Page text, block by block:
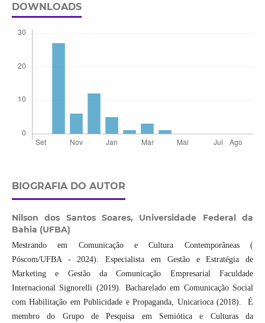
DOWNLOADS
BIOGRAFIA DO AUTOR
Nilson dos Santos Soares, Universidade Federal da
Bahia (UFBA)
Mestrando em Comunicação e Cultura Contemporâneas (
Póscom/UFBA - 2024). Especialista em Gestão e Estratégia de
Marketing e Gestão da Comunicação Empresarial Faculdade
Internacional Signorelli (2019). Bacharelado em Comunicação Social
com Habilitação em Publicidade e Propaganda, Unicarioca (2018). É
membro do Grupo de Pesquisa em Semiótica e Culturas da